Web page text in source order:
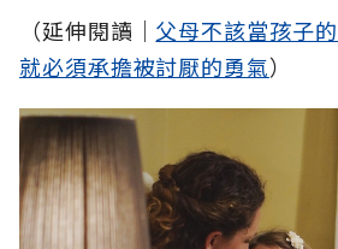
（延伸閱讀│ 父母不該當孩子
就必須承擔被討厭的勇氣）